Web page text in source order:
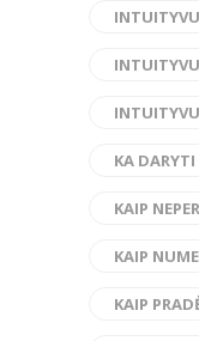
KA DARYTI
KAIP
KAIP
KAIP